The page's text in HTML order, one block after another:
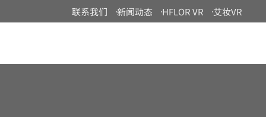
联系我们 新闻动态 HFLOR VR 艾妆VR